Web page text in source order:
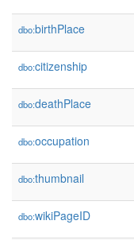
dbo:birthPlace
dbo:citizenship
dbo:deathPlace
dbo:occupation
dbo:thumbnail
dbo:wikiPageID